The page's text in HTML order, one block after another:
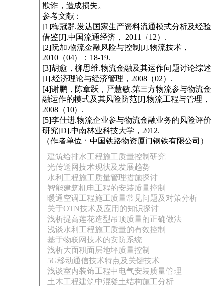
欺诈，造成损失。
参考文献：
[1]梅冠群.发达国家生产资料流通模式分析及经验
借鉴[J].中国流通经济， 2011（12）.
[2]阮加.物流金融风险与控制[J].物流技术，
2010（04）：18-19.
[3]胡愈，柳思维.物流金融及其运作问题讨论综述
[J].经济理论与经济管理，2008（02）.
[4]谢鹏，陈章跃，严慧敏.第三方物流参与物流金
融运作的模式及其风险防范[J].物流工程与管理，
2008（10）.
[5]李仕进.物流企业参与物流金融业务的风险评价
研究[D].中南林业科技大学，2012.
（作者单位：中国铁路物资厦门钢铁有限公司）
建筑给排水工程施工质量控制研究
光传送网技术现状及发展趋势
水利工程施工质量管理措施探讨
智能建筑机电工程的安装质量控制
暖通空调工程施工质量常见问题及对策分析
关于OTN技术及应用的知识探讨
浅析提高莲花造型吊顶质量的正确做法
浅谈水利工程施工质量的有效控制
基于物联网技术的安防系统
浅析大面积面层地坪质量控制
5G移动通信技术特点及关键技术
浅谈室内装饰工程中电气安装质量管理
土木工程建筑中混凝土结构施工分析